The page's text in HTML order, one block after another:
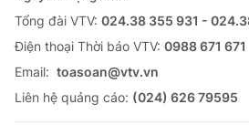
Tổng đài VTV: 024.38 355 931 -
Ðiện thoại Thời báo VTV: 0988 671 671
Email: toasoan@vtv.vn
Liên hệ quảng cáo: (024) 626 79595